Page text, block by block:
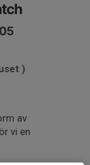
)
av
vi en